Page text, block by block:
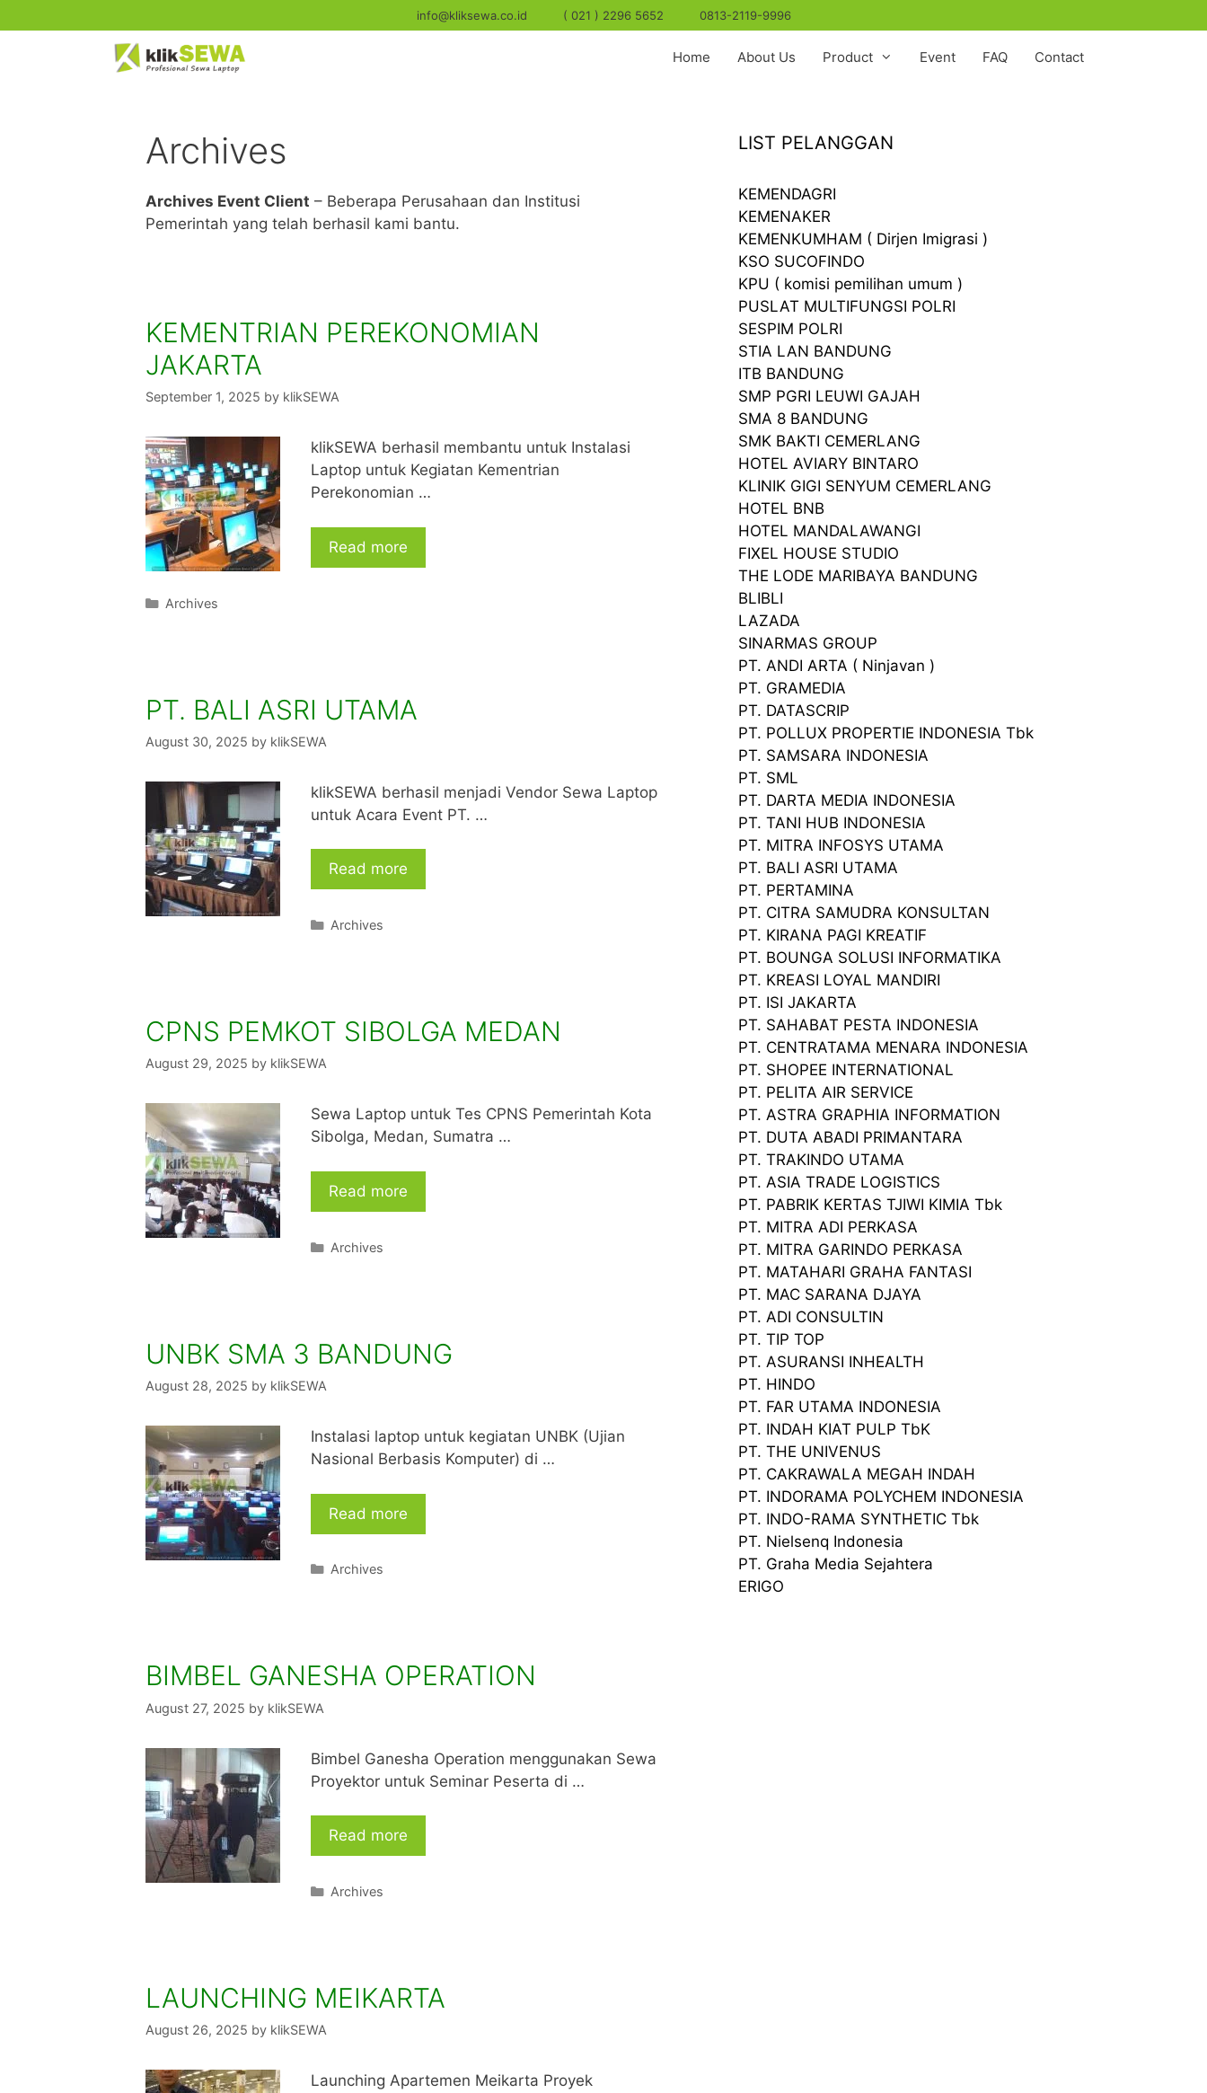
to
info@kliksewa.co.id ( 021 ) 2296 5652 0813-2119-9996
Home About Us Product Event FAQ Contact
Archives
Archives Event Client – Beberapa Perusahaan dan Institusi
Pemerintah yang telah berhasil kami bantu.
KEMENTRIAN PEREKONOMIAN
JAKARTA
September 1, 2025 by klikSEWA
klikSEWA berhasil membantu untuk Instalasi
Laptop untuk Kegiatan Kementrian
Perekonomian …
Read more
Categories
Archives
PT. BALI ASRI UTAMA
August 30, 2025 by klikSEWA
klikSEWA berhasil menjadi Vendor Sewa Laptop
untuk Acara Event PT. …
Read more
Categories
Archives
CPNS PEMKOT SIBOLGA MEDAN
August 29, 2025 by klikSEWA
Sewa Laptop untuk Tes CPNS Pemerintah Kota
Sibolga, Medan, Sumatra …
Read more
Categories
Archives
UNBK SMA 3 BANDUNG
August 28, 2025 by klikSEWA
Instalasi laptop untuk kegiatan UNBK (Ujian
Nasional Berbasis Komputer) di …
Read more
Categories
Archives
BIMBEL GANESHA OPERATION
August 27, 2025 by klikSEWA
Bimbel Ganesha Operation menggunakan Sewa
Proyektor untuk Seminar Peserta di …
Read more
Categories
Archives
LAUNCHING MEIKARTA
August 26, 2025 by klikSEWA
Launching Apartemen Meikarta Proyek
LIST PELANGGAN
KEMENDAGRI
KEMENAKER
KEMENKUMHAM ( Dirjen Imigrasi )
KSO SUCOFINDO
KPU ( komisi pemilihan umum )
PUSLAT MULTIFUNGSI POLRI
SESPIM POLRI
STIA LAN BANDUNG
ITB BANDUNG
SMP PGRI LEUWI GAJAH
SMA 8 BANDUNG
SMK BAKTI CEMERLANG
HOTEL AVIARY BINTARO
KLINIK GIGI SENYUM CEMERLANG
HOTEL BNB
HOTEL MANDALAWANGI
FIXEL HOUSE STUDIO
THE LODE MARIBAYA BANDUNG
BLIBLI
LAZADA
SINARMAS GROUP
PT. ANDI ARTA ( Ninjavan )
PT. GRAMEDIA
PT. DATASCRIP
PT. POLLUX PROPERTIE INDONESIA Tbk
PT. SAMSARA INDONESIA
PT. SML
PT. DARTA MEDIA INDONESIA
PT. TANI HUB INDONESIA
PT. MITRA INFOSYS UTAMA
PT. BALI ASRI UTAMA
PT. PERTAMINA
PT. CITRA SAMUDRA KONSULTAN
PT. KIRANA PAGI KREATIF
PT. BOUNGA SOLUSI INFORMATIKA
PT. KREASI LOYAL MANDIRI
PT. ISI JAKARTA
PT. SAHABAT PESTA INDONESIA
PT. CENTRATAMA MENARA INDONESIA
PT. SHOPEE INTERNATIONAL
PT. PELITA AIR SERVICE
PT. ASTRA GRAPHIA INFORMATION
PT. DUTA ABADI PRIMANTARA
PT. TRAKINDO UTAMA
PT. ASIA TRADE LOGISTICS
PT. PABRIK KERTAS TJIWI KIMIA Tbk
PT. MITRA ADI PERKASA
PT. MITRA GARINDO PERKASA
PT. MATAHARI GRAHA FANTASI
PT. MAC SARANA DJAYA
PT. ADI CONSULTIN
PT. TIP TOP
PT. ASURANSI INHEALTH
PT. HINDO
PT. FAR UTAMA INDONESIA
PT. INDAH KIAT PULP TbK
PT. THE UNIVENUS
PT. CAKRAWALA MEGAH INDAH
PT. INDORAMA POLYCHEM INDONESIA
PT. INDO-RAMA SYNTHETIC Tbk
PT. Nielsenq Indonesia
PT. Graha Media Sejahtera
ERIGO